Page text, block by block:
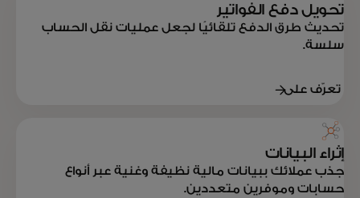
تحويل دفع الفواتير
تحديث طرق الدفع تلقائيًا لجعل عمليات نقل الحساب
سلسة.
تعرّف على
إثراء البيانات
جذب عملائك ببيانات مالية نظيفة وغنية عبر أنواع
حسابات وموفرين متعددين.